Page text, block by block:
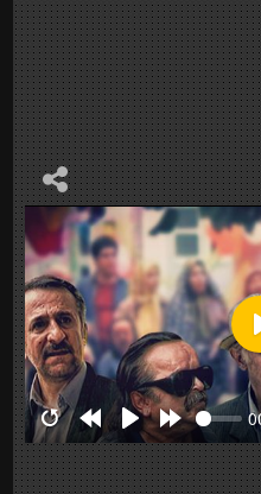
RestartRewind
10s
Play Forward
10s